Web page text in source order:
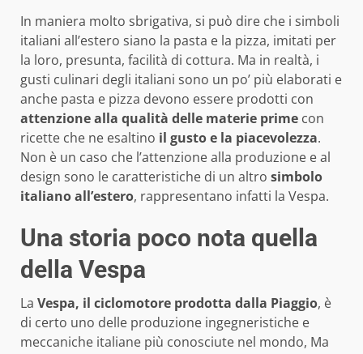
In maniera molto sbrigativa, si può dire che i simboli
italiani all’estero siano la pasta e la pizza, imitati per
la loro, presunta, facilità di cottura. Ma in realtà, i
gusti culinari degli italiani sono un po’ più elaborati e
anche pasta e pizza devono essere prodotti con
attenzione alla qualità delle materie prime con
ricette che ne esaltino il gusto e la piacevolezza.
Non è un caso che l’attenzione alla produzione e al
design sono le caratteristiche di un altro simbolo
italiano all’estero, rappresentano infatti la Vespa.
Una storia poco nota quella
della Vespa
La Vespa, il ciclomotore prodotta dalla Piaggio, è
di certo uno delle produzione ingegneristiche e
meccaniche italiane più conosciute nel mondo, Ma